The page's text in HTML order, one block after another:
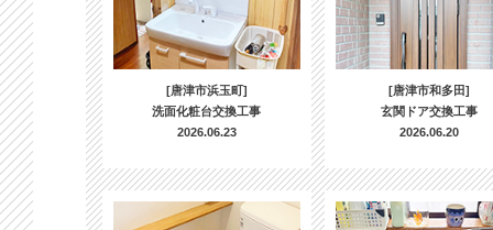
[唐津市浜玉町]
洗面化粧台交換工事
2026.06.23
[唐津市和多田]
玄関ドア交換工事
2026.06.20